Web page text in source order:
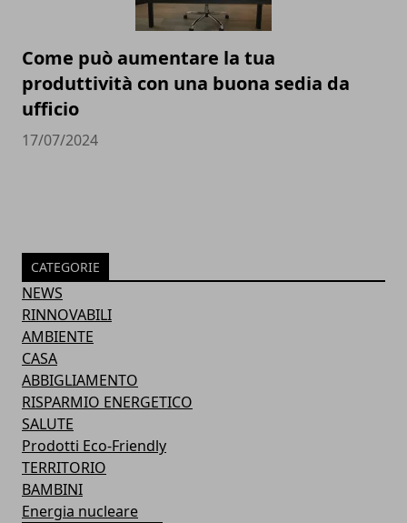
Come può aumentare la tua
produttività con una buona sedia da
ufficio
17/07/2024
CATEGORIE
NEWS
RINNOVABILI
AMBIENTE
CASA
ABBIGLIAMENTO
RISPARMIO ENERGETICO
SALUTE
Prodotti Eco-Friendly
TERRITORIO
BAMBINI
Energia nucleare